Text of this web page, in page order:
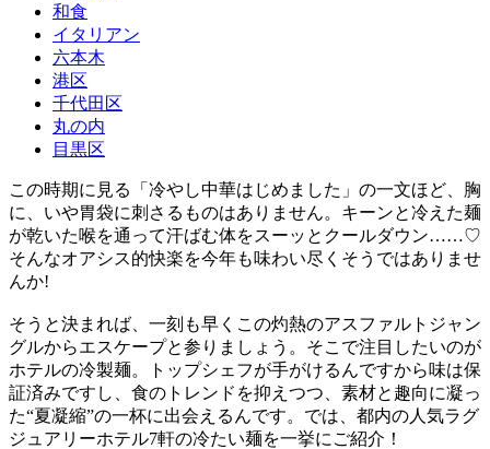
和食
イタリアン
六本木
港区
千代田区
丸の内
目黒区
この時期に見る「冷やし中華はじめました」の一文ほど、胸
に、いや胃袋に刺さるものはありません。キーンと冷えた麺
が乾いた喉を通って汗ばむ体をスーッとクールダウン……♡
そんなオアシス的快楽を今年も味わい尽くそうではありませ
んか!
そうと決まれば、一刻も早くこの灼熱のアスファルトジャン
グルからエスケープと参りましょう。そこで注目したいのが
ホテルの冷製麺。トップシェフが手がけるんですから味は保
証済みですし、食のトレンドを抑えつつ、素材と趣向に凝っ
た“夏凝縮”の一杯に出会えるんです。では、都内の人気ラグ
ジュアリーホテル7軒の冷たい麺を一挙にご紹介！